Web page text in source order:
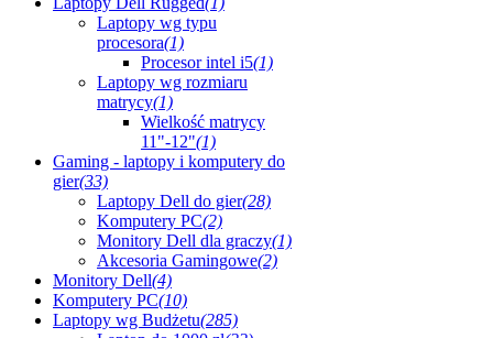
Laptopy wg typu
procesora(1)
Procesor intel i5(1)
Laptopy wg rozmiaru
matrycy(1)
Wielkość matrycy
11"-12"(1)
Gaming - laptopy i komputery do
gier(33)
Laptopy Dell do gier(28)
Komputery PC(2)
Monitory Dell dla graczy(1)
Akcesoria Gamingowe(2)
Monitory Dell(4)
Komputery PC(10)
Laptopy wg Budżetu(285)